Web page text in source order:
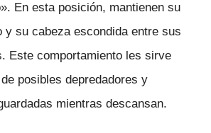
En esta posición, mantienen su
y su cabeza escondida entre sus
Este comportamiento les sirve
posibles depredadores y
mientras descansan.